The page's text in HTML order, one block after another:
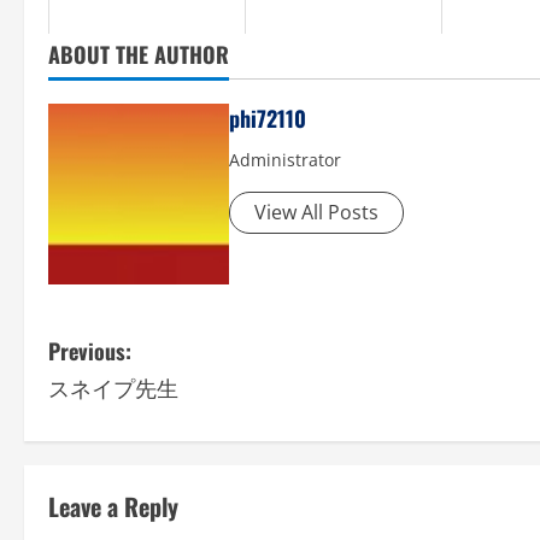
ABOUT THE AUTHOR
phi72110
Administrator
View All Posts
P
o
s
t
Previous:
スネイプ先生
Leave a Reply